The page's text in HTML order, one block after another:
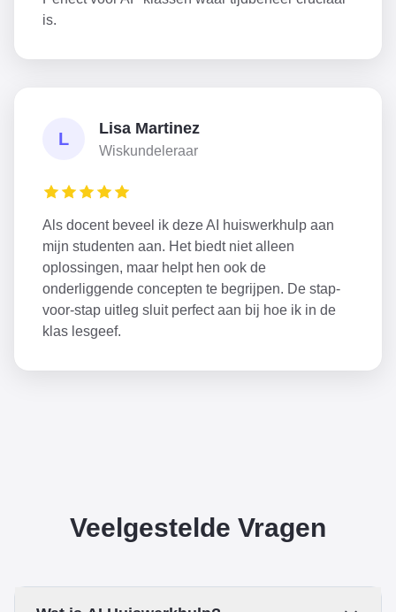
is.
L
Lisa Martinez
Wiskundeleraar
Als docent beveel ik deze AI huiswerkhulp aan
mijn studenten aan. Het biedt niet alleen
oplossingen, maar helpt hen ook de
onderliggende concepten te begrijpen. De stap-
voor-stap uitleg sluit perfect aan bij hoe ik in de
klas lesgeef.
Veelgestelde Vragen